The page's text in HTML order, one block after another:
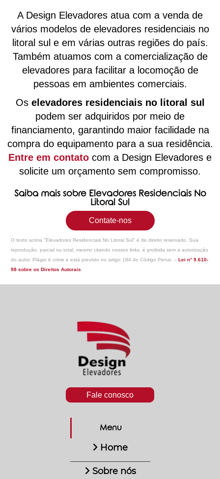
A Design Elevadores atua com a venda de
vários modelos de elevadores residenciais no
litoral sul e em várias outras regiões do país.
Também atuamos com a comercialização de
elevadores para facilitar a locomoção de
pessoas em ambientes comerciais.
Os elevadores residenciais no litoral sul
podem ser adquiridos por meio de
financiamento, garantindo maior facilidade na
compra do equipamento para a sua residência.
Entre em contato com a Design Elevadores e
solicite um orçamento sem compromisso.
Saiba mais sobre Elevadores Residenciais No
Litoral Sul
Contate-nos
O texto acima "Elevadores Residenciais No Litoral Sul" é de direito reservado. Sua
reprodução, parcial ou total, mesmo citando nossos links, é proibida sem a autorização
do autor. Plágio é crime e está previsto no artigo 184 do Código Penal. –Lei n° 9.610-
98 sobre os Direitos Autorais
Fale conosco
Menu
Home
Sobre nós